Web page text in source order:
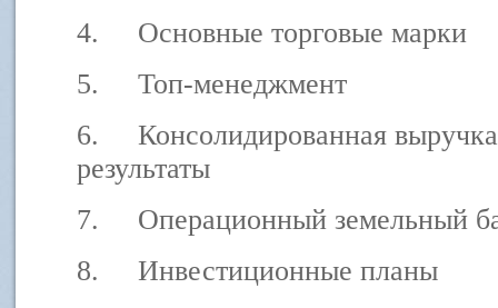
4. Основные торговые марки
5. Топ-менеджмент
6. Консолидированная
результаты
7. Операционный земельный
8. Инвестиционные планы